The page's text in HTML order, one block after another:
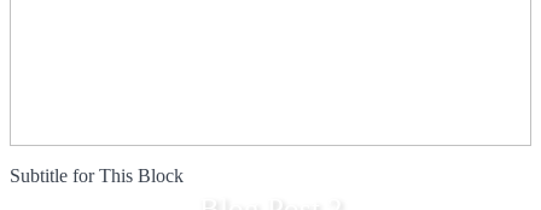
Subtitle for This Block